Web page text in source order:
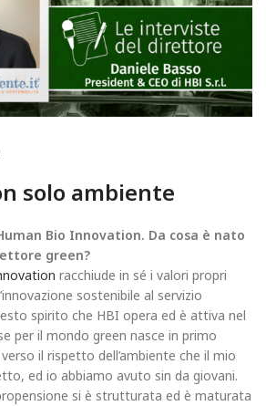
solo ambiente
Bio Innovation. Da cosa è nato
green?
racchiude in sé i valori propri
sostenibile al servizio
spirito che HBI opera ed è attiva nel
per il mondo green nasce in primo
il rispetto dell’ambiente che il mio
ed io abbiamo avuto sin da giovani.
si è strutturata ed è maturata